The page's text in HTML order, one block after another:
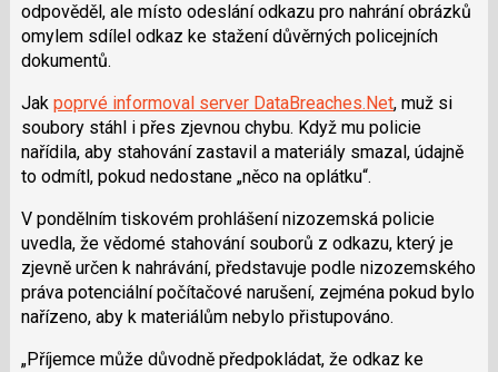
odpověděl, ale místo odeslání odkazu pro nahrání obrázků
omylem sdílel odkaz ke stažení důvěrných policejních
dokumentů.
Jak poprvé informoval server DataBreaches.Net, muž si
soubory stáhl i přes zjevnou chybu. Když mu policie
nařídila, aby stahování zastavil a materiály smazal, údajně
to odmítl, pokud nedostane „něco na oplátku“.
V pondělním tiskovém prohlášení nizozemská policie
uvedla, že vědomé stahování souborů z odkazu, který je
zjevně určen k nahrávání, představuje podle nizozemského
práva potenciální počítačové narušení, zejména pokud bylo
nařízeno, aby k materiálům nebylo přistupováno.
„Příjemce může důvodně předpokládat, že odkaz ke